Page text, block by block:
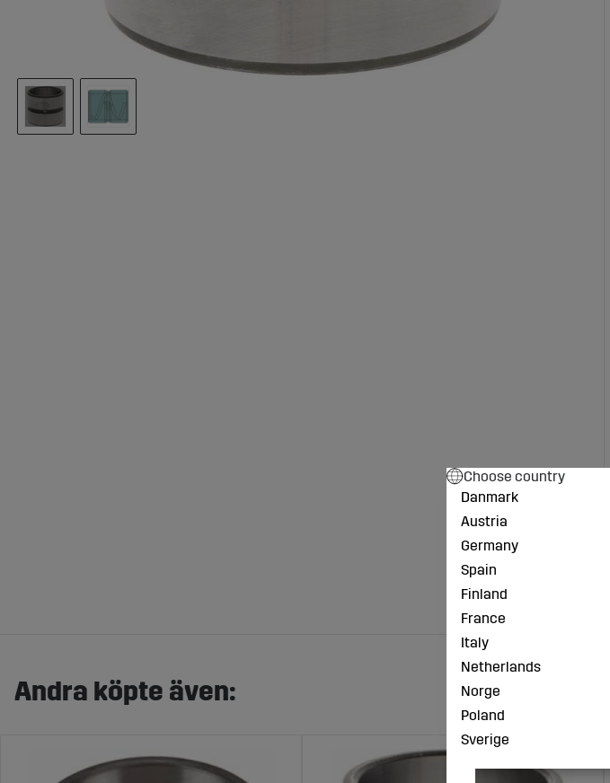
Andra köpte även:
Choose country
Danmark
Austria
Germany
Spain
Finland
France
Italy
Netherlands
Norge
Poland
Sverige